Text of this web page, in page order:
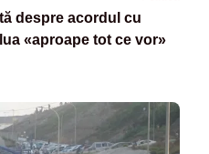
despre acordul cu
«aproape tot ce vor»